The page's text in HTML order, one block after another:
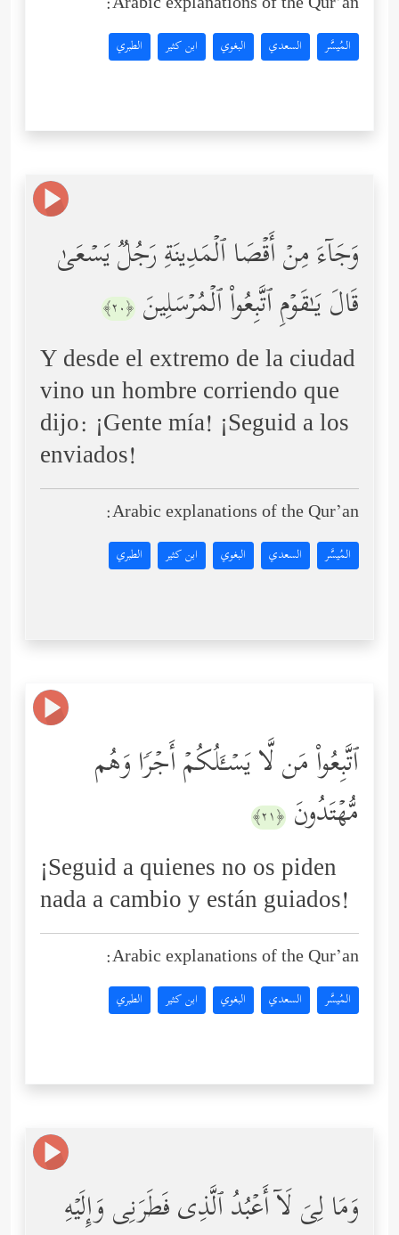
المُيسَّر السعدي البغوي ابن كثير الطبري
وَجَاۤءَ مِنۡ أَقۡصَا ٱلۡمَدِینَةِ رَجُلࣱ یَسۡعَىٰ
قَالَ یَـٰقَوۡمِ ٱتَّبِعُواْ ٱلۡمُرۡسَلِینَ ﴿٢٠﴾
Y desde el extremo de la ciudad
vino un hombre corriendo que
dijo: ¡Gente mía! ¡Seguid a los
enviados!
Arabic explanations of the Qur’an:
المُيسَّر السعدي البغوي ابن كثير الطبري
ٱتَّبِعُواْ مَن لَّا یَسۡـَٔلُكُمۡ أَجۡرࣰا وَهُم
مُّهۡتَدُونَ ﴿٢١﴾
¡Seguid a quienes no os piden
nada a cambio y están guiados!
Arabic explanations of the Qur’an:
المُيسَّر السعدي البغوي ابن كثير الطبري
وَمَا لِیَ لَاۤ أَعۡبُدُ ٱلَّذِی فَطَرَنِی وَإِلَیۡهِ